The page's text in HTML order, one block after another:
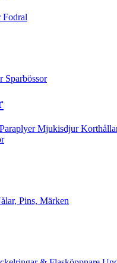
Fodral
Sparbössor
ParaplyerMjukisdjur
Pins, Märken